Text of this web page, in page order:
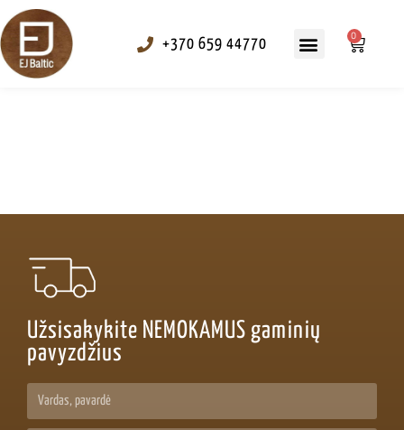
+370 659 44770
0
Užsisakykite NEMOKAMUS gaminių
pavyzdžius